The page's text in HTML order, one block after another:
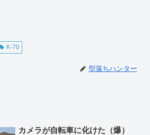
K-70
型落ちハンター
カメラが自転車に化けた（爆）